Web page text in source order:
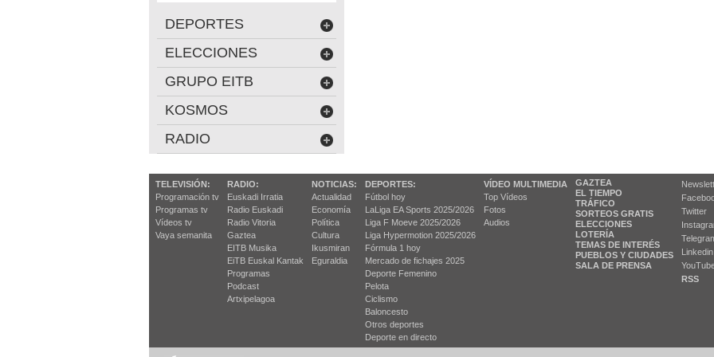
DEPORTES
ELECCIONES
GRUPO EITB
KOSMOS
RADIO
TELEVISIÓN:
Programación tv
Programas tv
Vídeos tv
Vaya semanita
RADIO:
Euskadi Irratia
Radio Euskadi
Radio Vitoria
Gaztea
EITB Musika
EiTB Euskal Kantak
Programas
Podcast
Artxipelagoa
NOTICIAS:
Actualidad
Economía
Política
Cultura
Ikusmiran
Eguraldia
DEPORTES:
Fútbol hoy
LaLiga EA Sports 2025/2026
Liga F Moeve 2025/2026
Liga Hypermotion 2025/2026
Fórmula 1 hoy
Mercado de fichajes 2025
Deporte Femenino
Pelota
Ciclismo
Baloncesto
Otros deportes
Deporte en directo
VÍDEO MULTIMEDIA
Top Vídeos
Fotos
Audios
GAZTEA
EL TIEMPO
TRÁFICO
SORTEOS GRATIS
ELECCIONES
LOTERÍA
TEMAS DE INTERÉS
PUEBLOS Y CIUDADES
SALA DE PRENSA
Twitter
Linkedin
RSS